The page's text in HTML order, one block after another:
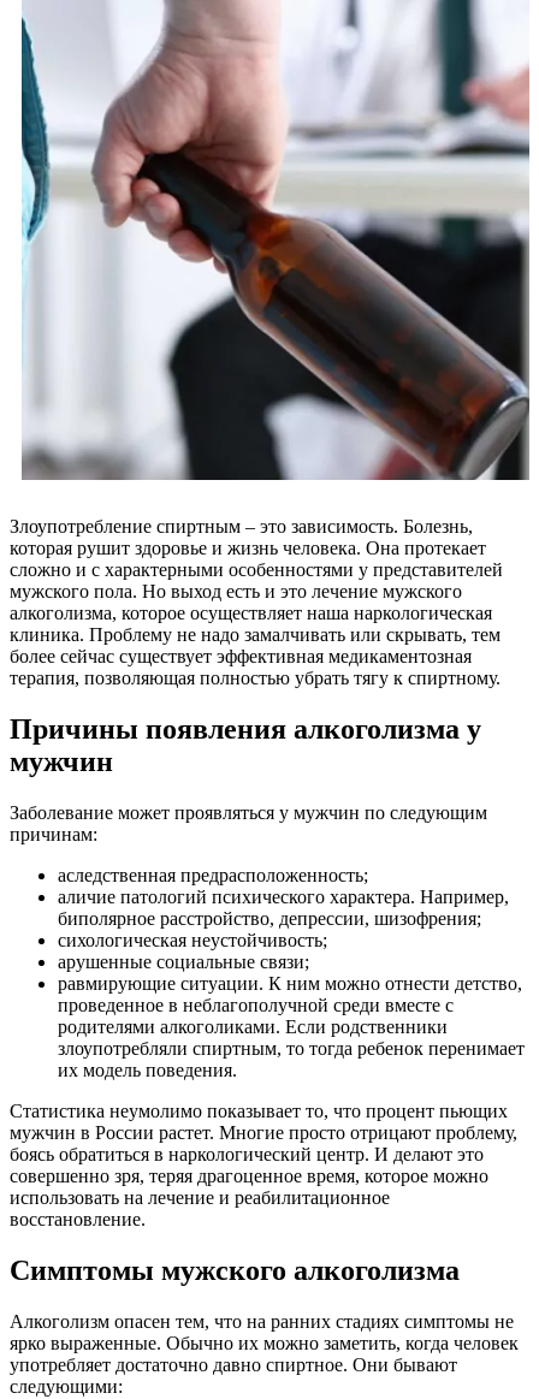
Злоупотребление спиртным – это зависимость. Болезнь,
которая рушит здоровье и жизнь человека. Она протекает
сложно и с характерными особенностями у представителей
мужского пола. Но выход есть и это лечение мужского
алкоголизма, которое осуществляет наша наркологическая
клиника. Проблему не надо замалчивать или скрывать, тем
более сейчас существует эффективная медикаментозная
терапия, позволяющая полностью убрать тягу к спиртному.
Причины появления алкоголизма у
мужчин
Заболевание может проявляться у мужчин по следующим
причинам:
аследственная предрасположенность;
аличие патологий психического характера. Например,
биполярное расстройство, депрессии, шизофрения;
сихологическая неустойчивость;
арушенные социальные связи;
равмирующие ситуации. К ним можно отнести детство,
проведенное в неблагополучной среди вместе с
родителями алкоголиками. Если родственники
злоупотребляли спиртным, то тогда ребенок перенимает
их модель поведения.
Статистика неумолимо показывает то, что процент пьющих
мужчин в России растет. Многие просто отрицают проблему,
боясь обратиться в наркологический центр. И делают это
совершенно зря, теряя драгоценное время, которое можно
использовать на лечение и реабилитационное
восстановление.
Симптомы мужского алкоголизма
Алкоголизм опасен тем, что на ранних стадиях симптомы не
ярко выраженные. Обычно их можно заметить, когда человек
употребляет достаточно давно спиртное. Они бывают
следующими: